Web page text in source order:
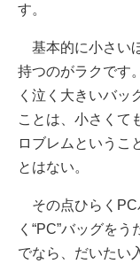
す。
基本的に小さい
持つのがラクで
く泣く大きいバッ
ことは、小さくて
ロブレムというこ
とはない。
その点ひらくPC
く“PC”バッグを
でなら、だいたい